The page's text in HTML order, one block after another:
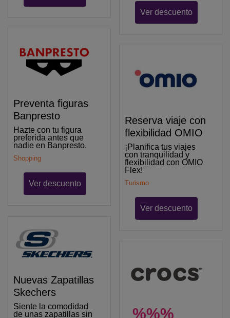
Preventa figuras
Banpresto
Hazte con tu figura
preferida antes que
nadie en Banpresto.
Shopping
Ver descuento
Nuevas Zapatillas
Skechers
Siente la comodidad
de unas zapatillas sin
Ver descuento
Reserva viaje con
flexibilidad OMIO
¡Planifica tus viajes
con tranquilidad y
flexibilidad con OMIO
Flex!
Turismo
Ver descuento
%%%